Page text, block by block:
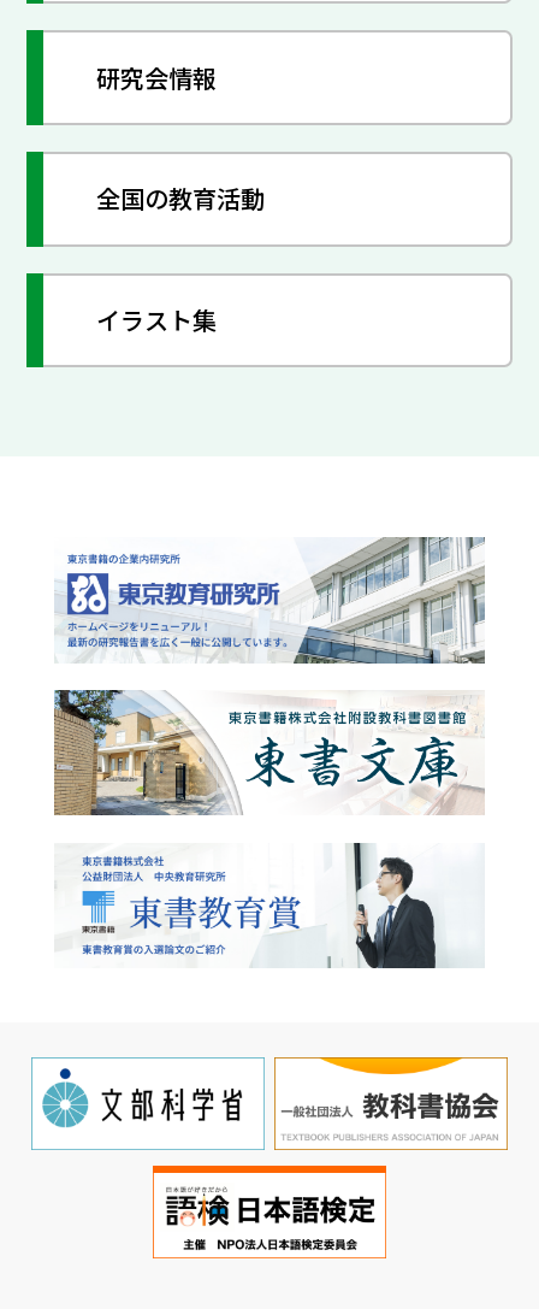
研究会情報
全国の教育活動
イラスト集